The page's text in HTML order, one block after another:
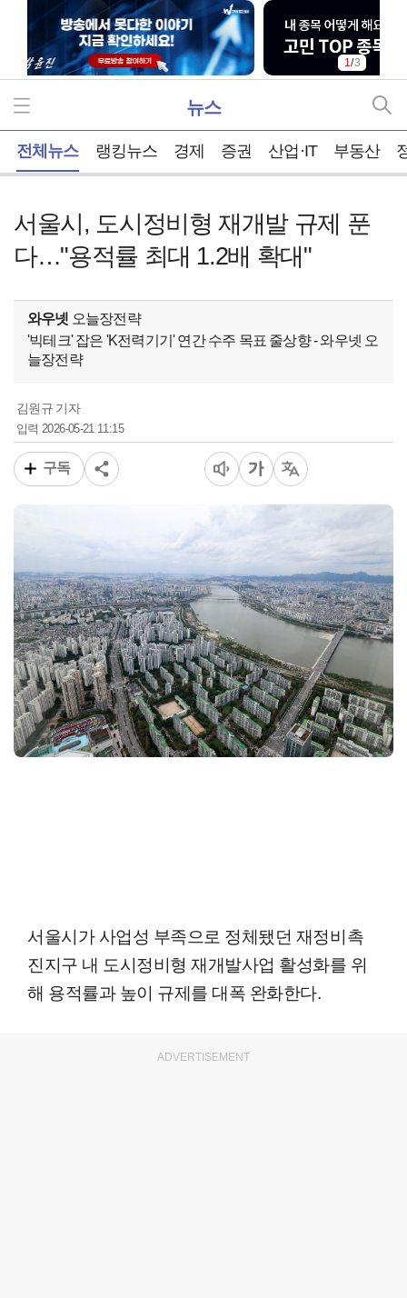
1/3
뉴스
전체뉴스 랭킹뉴스 경제 증권 산업·IT 부동산
서울시, 도시정비형 재개발 규제 푼
다…"용적률 최대 1.2배 확대"
와우넷 오늘장전략
'빅테크' 잡은 'K전력기기' 연간 수주 목표 줄상향 - 와우넷 오
늘장전략
김원규 기자
입력 2026-05-21 11:15
구독
서울시가 사업성 부족으로 정체됐던 재정비촉
진지구 내 도시정비형 재개발사업 활성화를 위
해 용적률과 높이 규제를 대폭 완화한다.
ADVERTISEMENT